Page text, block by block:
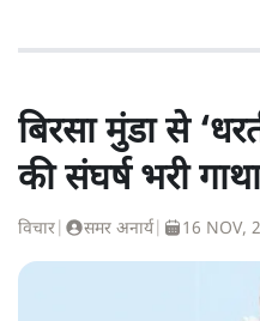
बिरसा मुंडा से
की संघर्ष भरी
विचार समर अनार्य| 16 NOV,